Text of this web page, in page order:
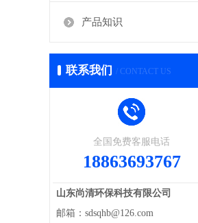
产品知识
联系我们 / CONTACT US
全国免费客服电话
18863693767
山东尚清环保科技有限公司
邮箱：sdsqhb@126.com